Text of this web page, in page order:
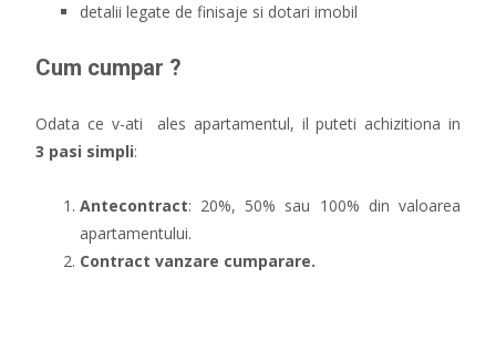
detalii legate de finisaje si dotari imobil
Cum cumpar ?
Odata ce v-ati ales apartamentul, il puteti achizitiona in
3 pasi simpli:
Antecontract: 20%, 50% sau 100% din valoarea
apartamentului.
Contract vanzare cumparare.